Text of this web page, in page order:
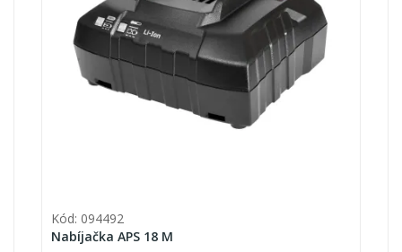
Kód: 094492
Nabíjačka APS 18 M